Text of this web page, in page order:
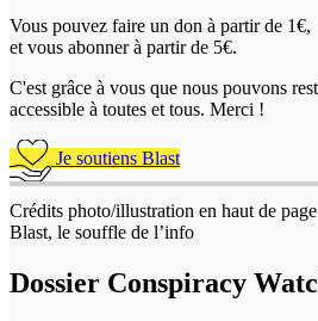
Vous pouvez faire un don à partir de 1€,
et vous abonner à partir de 5€.
C'est grâce à vous que nous pouvons
accessible à toutes et tous. Merci !
Je soutiens Blast
Crédits photo/illustration en haut de
Blast, le souffle de l’info
Dossier Conspiracy